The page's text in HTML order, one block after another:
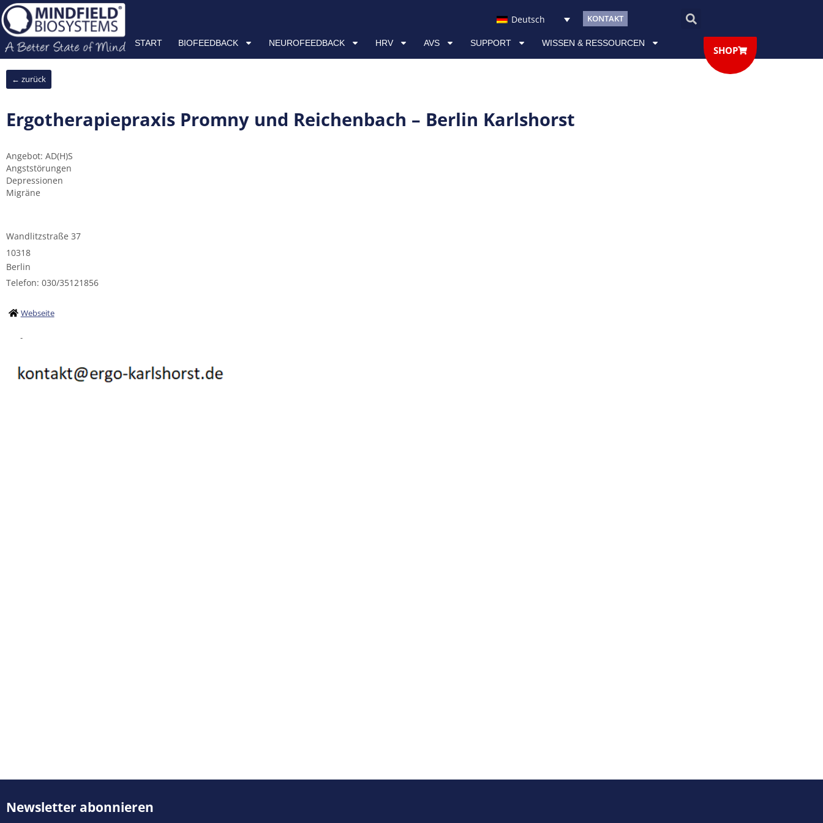
Zum
Inhalt
springen
START BIOFEEDBACK
Deutsch KONTAKT
START BIOFEEDBACK NEUROFEEDBACK HRV AVS SUPPORT WISSEN & RESSOURCEN
SHOP
← zurück
Ergotherapiepraxis Promny und Reichenbach – Berlin Karlshorst
Angebot: AD(H)S
Angststörungen
Depressionen
Migräne
Wandlitzstraße 37
10318
Berlin
Telefon: 030/35121856
Webseite